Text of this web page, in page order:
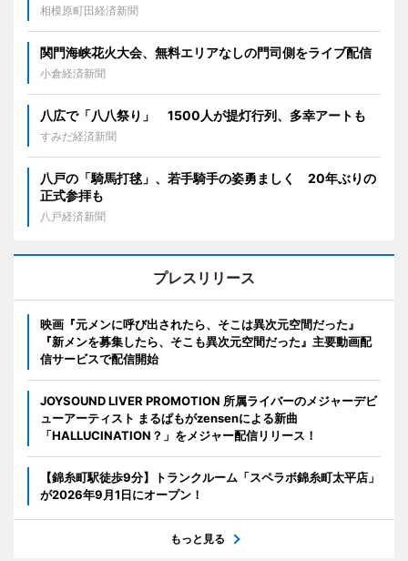
相模原町田経済新聞
関門海峡花火大会、無料エリアなしの門司側をライブ配信
小倉経済新聞
八広で「八八祭り」 1500人が提灯行列、多幸アートも
すみだ経済新聞
八戸の「騎馬打毬」、若手騎手の姿勇ましく 20年ぶりの
正式参拝も
八戸経済新聞
プレスリリース
映画『元メンに呼び出されたら、そこは異次元空間だった』
『新メンを募集したら、そこも異次元空間だった』主要動画配
信サービスで配信開始
JOYSOUND LIVER PROMOTION 所属ライバーのメジャーデビ
ューアーティスト まるぱもがzensenによる新曲
「HALLUCINATION？」をメジャー配信リリース！
【錦糸町駅徒歩9分】トランクルーム「スペラボ錦糸町太平店」
が2026年9月1日にオープン！
もっと見る